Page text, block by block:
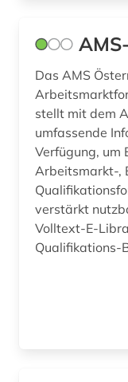
ernst i. (1)
erzieher (1)
Das AMS
stellt mit dem
umfassende
Verfügung, um
Arbeitsmarkt-, Berufs-, Bildungs- und
verstärkt nutzbar zu
Volltext-E-
Qualifikations-